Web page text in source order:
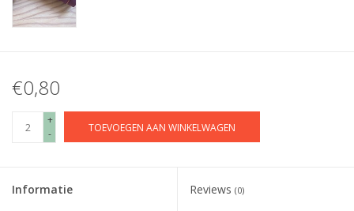
€0,80
+
-
TOEVOEGEN AAN WINKELWAGEN
Informatie Reviews (0)